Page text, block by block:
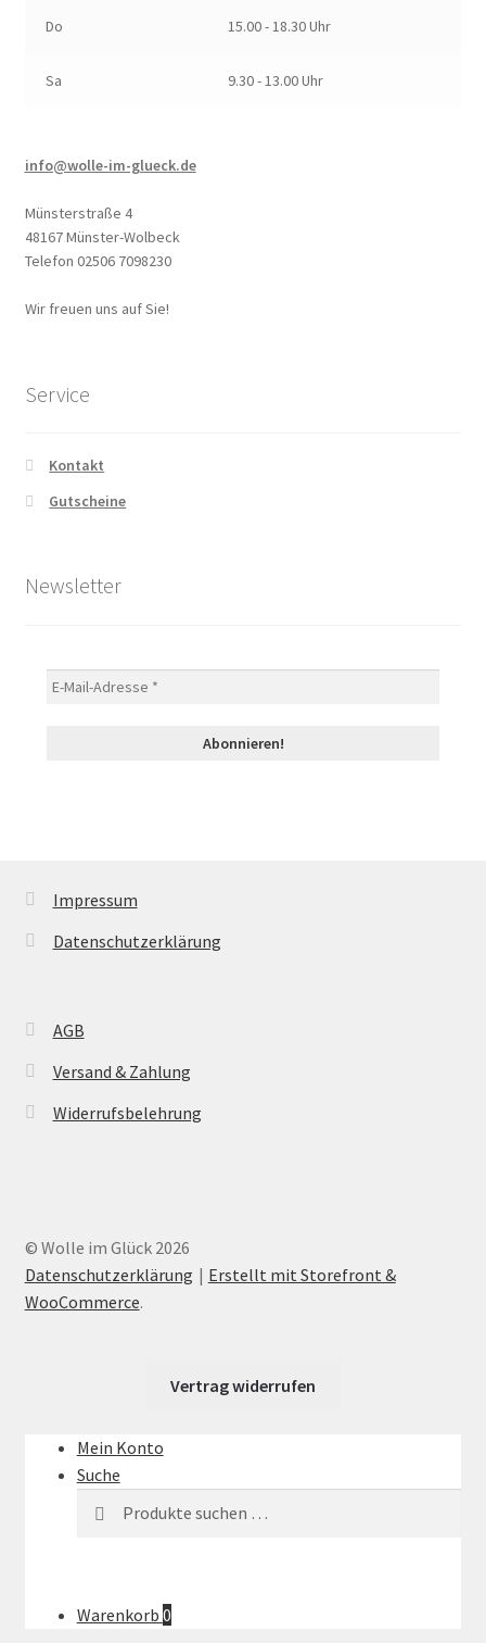
Do 15.00 - 18.30 Uhr
Sa 9.30 - 13.00 Uhr
info@wolle-im-glueck.de
Münsterstraße 4
48167 Münster-Wolbeck
Telefon 02506 7098230
Wir freuen uns auf Sie!
Service
Kontakt
Gutscheine
Newsletter
Impressum
Datenschutzerklärung
AGB
Versand & Zahlung
Widerrufsbelehrung
© Wolle im Glück 2026
Datenschutzerklärung
Erstellt mit Storefront &
WooCommerce.
Vertrag widerrufen
Mein Konto
Suche
Warenkorb 0